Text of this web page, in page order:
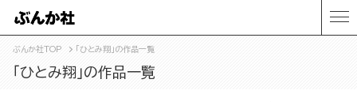
ぶんか社TOP 「ひとみ翔」の作品一覧
「ひとみ翔」の作品一覧